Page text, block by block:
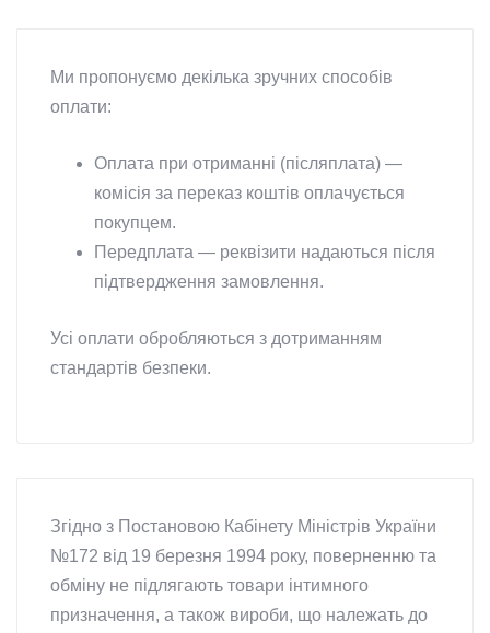
Ми пропонуємо декілька зручних способів
оплати:
Оплата при отриманні (післяплата) —
комісія за переказ коштів оплачується
покупцем.
Передплата — реквізити надаються після
підтвердження замовлення.
Усі оплати обробляються з дотриманням
стандартів безпеки.
Згідно з Постановою Кабінету Міністрів України
№172 від 19 березня 1994 року, поверненню та
обміну не підлягають товари інтимного
призначення, а також вироби, що належать до